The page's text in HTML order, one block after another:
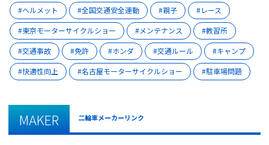
ヘルメット
全国交通安全運動 親子
レース
東京モーターサイクルショー
メンテナンス
教習所
交通事故
免許 ホンダ 交通ルール
キャンプ
快適性向上
名古屋モーターサイクルショー 駐車場問題
MAKER 二輪車メーカーリンク